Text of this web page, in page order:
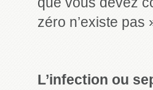
zéro n’existe pas
L’infection ou